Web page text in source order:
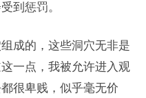
到惩罚。
成的，这些洞穴无非是
一点，我被允许进入观
很卑贱，似乎毫无价